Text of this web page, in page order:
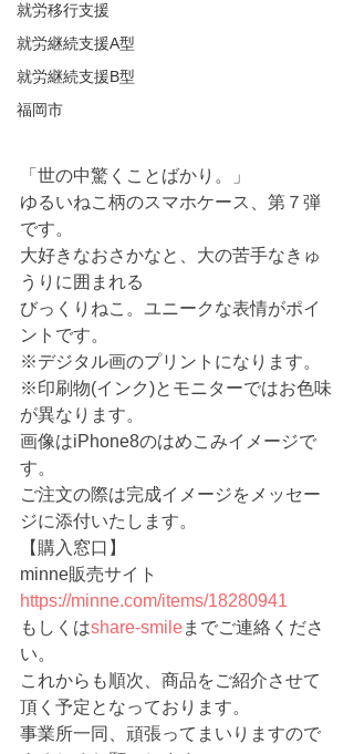
就労移行支援
就労継続支援A型
就労継続支援B型
福岡市
「世の中驚くことばかり。」
ゆるいねこ柄のスマホケース、第７弾
です。
大好きなおさかなと、大の苦手なきゅ
うりに囲まれる
びっくりねこ。ユニークな表情がポイ
ントです。
※デジタル画のプリントになります。
※印刷物(インク)とモニターではお色味
が異なります。
画像はiPhone8のはめこみイメージで
す。
ご注文の際は完成イメージをメッセー
ジに添付いたします。
【購入窓口】
minne販売サイト
https://minne.com/items/18280941
もしくはshare-smileまでご連絡くださ
い。
これからも順次、商品をご紹介させて
頂く予定となっております。
事業所一同、頑張ってまいりますので